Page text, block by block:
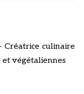
Créatrice culinaire
et végétaliennes